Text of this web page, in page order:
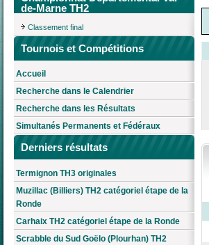
de-Marne TH2
Classement final
Tournois et Compétitions
Accueil
Recherche dans le Calendrier
Recherche dans les Résultats
Simultanés Permanents et Fédéraux
Derniers résultats
Termignon TH3 originales
Muzillac (Billiers) TH2 catégoriel étape de la
Ronde
Carhaix TH2 catégoriel étape de la Ronde
Scrabble du Sud Goëlo (Plourhan) TH2